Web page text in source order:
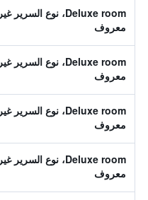
Deluxe room، نوع السرير غير
معروف
Deluxe room، نوع السرير غير
معروف
Deluxe room، نوع السرير غير
معروف
Deluxe room، نوع السرير غير
معروف